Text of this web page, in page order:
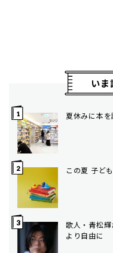
い
夏休みに本
この夏 子ど
歌人・青松
より自由に